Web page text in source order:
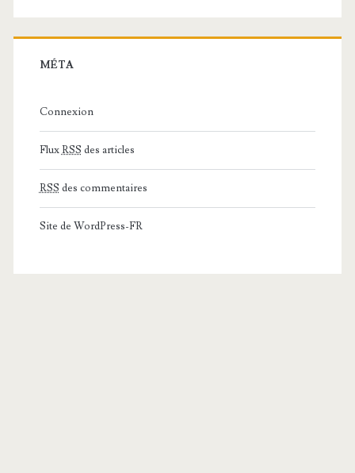
MÉTA
Connexion
FluxRSS des articles
RSS des commentaires
Site de WordPress-FR